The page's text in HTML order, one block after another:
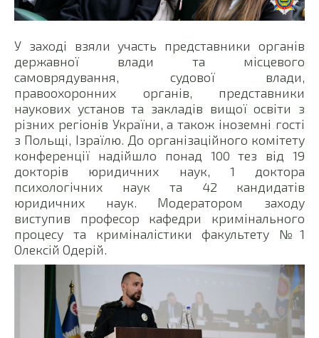
У заході взяли участь представники органів
державної влади та місцевого
самоврядування, судової влади,
правоохоронних органів, представники
наукових установ та закладів вищої освіти з
різних регіонів України, а також іноземні гості
з Польщі, Ізраїлю. До організаційного комітету
конференції надійшло понад 100 тез від 19
докторів юридичних наук, 1 доктора
психологічних наук та 42 кандидатів
юридичних наук. Модератором заходу
виступив професор кафедри кримінального
процесу та криміналістики факультету №1
Олексій Одерій.